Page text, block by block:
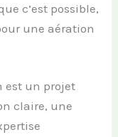
c’est possible,
une aération
est un projet
claire, une